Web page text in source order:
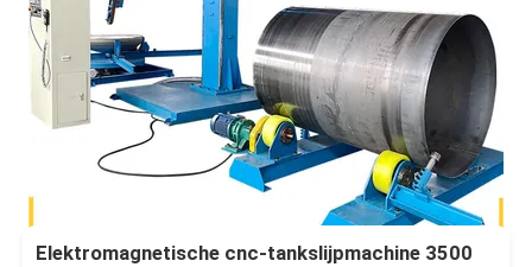
Elektromagnetische cnc-tankslijpmachine 3500